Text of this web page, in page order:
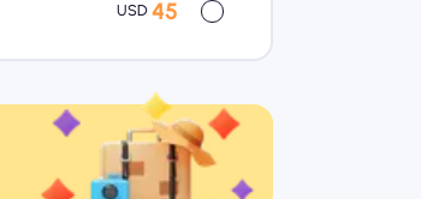
USD 45